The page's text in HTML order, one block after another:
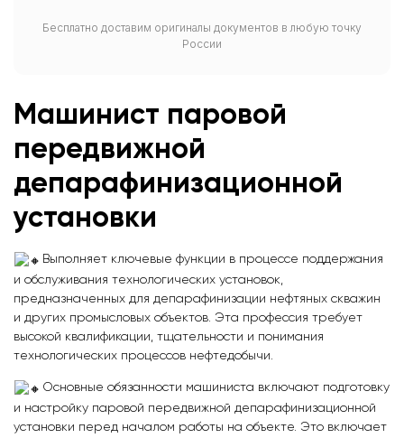
Бесплатно доставим оригиналы документов в любую точку
России
Машинист паровой
передвижной
депарафинизационной
установки
Выполняет ключевые функции в процессе поддержания
и обслуживания технологических установок,
предназначенных для депарафинизации нефтяных скважин
и других промысловых объектов. Эта профессия требует
высокой квалификации, тщательности и понимания
технологических процессов нефтедобычи.
Основные обязанности машиниста включают подготовку
и настройку паровой передвижной депарафинизационной
установки перед началом работы на объекте. Это включает